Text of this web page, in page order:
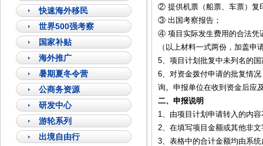
快速海外移民
世界500强考察
国家补贴
海外推广
暑期夏冬令营
公商务资源
研发中心
游轮系列
出境自由行
② 提供机票（船票、车票）复
③ 出国考察报告；
④ 项目实际发生费用的合法凭
（以上材料一式两份，加盖申
5、项目计划批复中未列名的
6、对资金拨付申请的批复情
询。申报单位在收到资金后应
二、申报说明
1、由项目计划申请转入的内
2、在填写项目金额或其他非
3、表格中的合计金额均由系